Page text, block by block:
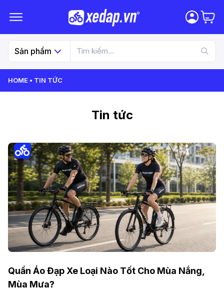
Sản phẩm
HOME TIN TỨC
Tin tức
Quần Áo Đạp Xe Loại Nào Tốt Cho Mùa Nắng,
Mùa Mưa?